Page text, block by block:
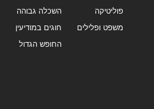
פוליטיקה
משפט ופלילים
השכלה גבוהה
חוגים במודיעין
החופש הגדול